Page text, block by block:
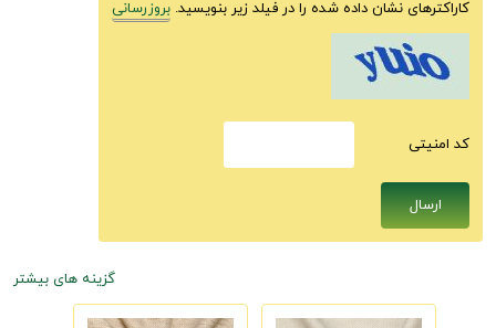
کاراکترهای نشان داده شده را در فیلد زیر بنویسید. بروزرسانی
كد امنيتى
گزینه های بیشتر